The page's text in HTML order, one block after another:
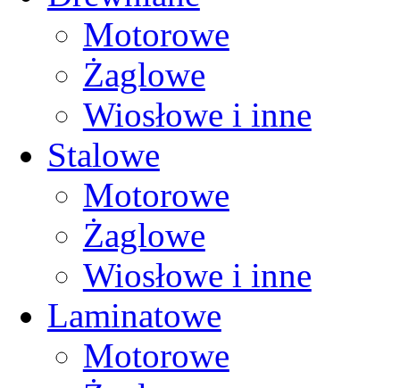
Motorowe
Żaglowe
Wiosłowe i inne
Stalowe
Motorowe
Żaglowe
Wiosłowe i inne
Laminatowe
Motorowe